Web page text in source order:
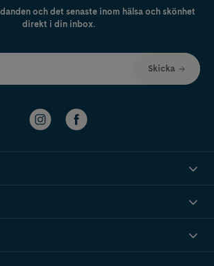
och det senaste inom hälsa och skönhet
direkt i din inbox.
Skicka